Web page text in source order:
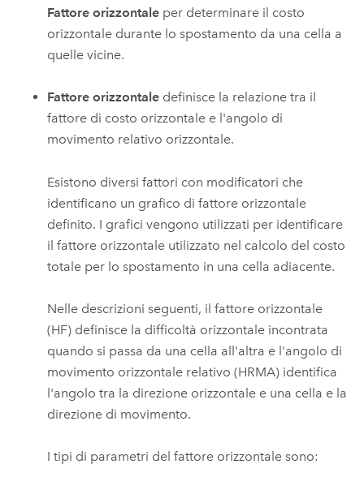
Fattore orizzontale per determinare il costo
orizzontale durante lo spostamento da una cella a
quelle vicine.
Fattore orizzontale definisce la relazione tra il
fattore di costo orizzontale e l'angolo di
movimento relativo orizzontale.
Esistono diversi fattori con modificatori che
identificano un grafico di fattore orizzontale
definito. I grafici vengono utilizzati per identificare
il fattore orizzontale utilizzato nel calcolo del costo
totale per lo spostamento in una cella adiacente.
Nelle descrizioni seguenti, il fattore orizzontale
(HF) definisce la difficoltà orizzontale incontrata
quando si passa da una cella all'altra e l'angolo di
movimento orizzontale relativo (HRMA) identifica
l'angolo tra la direzione orizzontale e una cella e la
direzione di movimento.
I tipi di parametri del fattore orizzontale sono: